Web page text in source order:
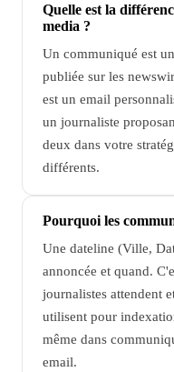
Quelle est la
media ?
Un communiqué est
publiée sur les
est un email
un journaliste
deux dans votre
différents.
Pourquoi les
Une dateline (Ville,
annoncée et quand.
journalistes attendent
utilisent pour
même dans
email.